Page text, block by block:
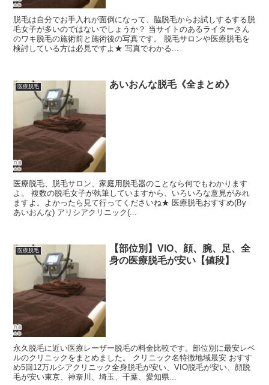
脱毛は自分でお手入れが面倒になって、脇脱毛からお試しするする脱
毛女子が多いのではないでしょうか？ 当サイトのあるライターさん
のワキ脱毛の施術前と施術後の写真です。 脱毛サロンや医療脱毛を
検討している方は必見ですよ★ 写真でわかる...
医療脱毛 あいおんな脱毛《全まとめ》
医療脱毛、脱毛サロン、家庭用脱毛器のことなら何でもわかります
よ。 複数の脱毛女子が執筆していますから、いろいろな意見がみれ
ますよ。よかったら見て行ってくださいね★ 医療脱毛おすすめ(By
あいおんな) アリシアクリニック(...
医療脱毛
【部位別】VIO、顔、腕、足、全
身の医療脱毛が安い【値段】
永久脱毛に近い医療レーザー脱毛の料金比較です。部位別に最安レベ
ルのクリニックをまとめました。 クリニック名特徴地域最安 おすす
め5回12万ルシアクリニック全身脱毛が安い、VIO脱毛が安い、顔脱
毛が安い東京、神奈川、埼玉、千葉、愛知県...